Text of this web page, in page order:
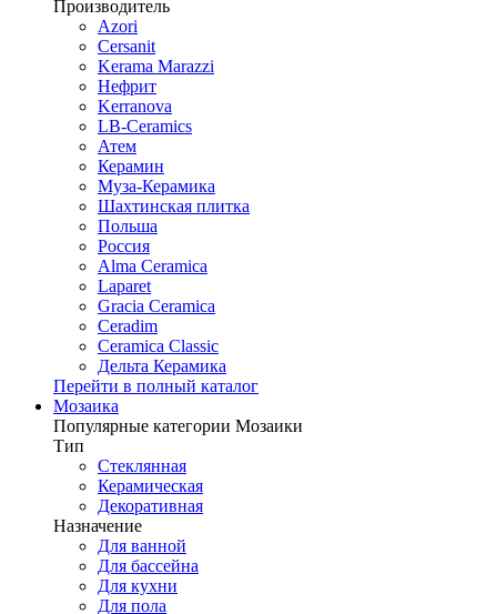
Производитель
Azori
Cersanit
Kerama Marazzi
Нефрит
Kerranova
LB-Ceramics
Атем
Керамин
Муза-Керамика
Шахтинская плитка
Польша
Россия
Alma Ceramica
Laparet
Gracia Ceramica
Ceradim
Ceramica Classic
Дельта Керамика
Перейти в полный каталог
Мозаика
Популярные категории Мозаики
Тип
Стеклянная
Керамическая
Декоративная
Назначение
Для ванной
Для бассейна
Для кухни
Для пола